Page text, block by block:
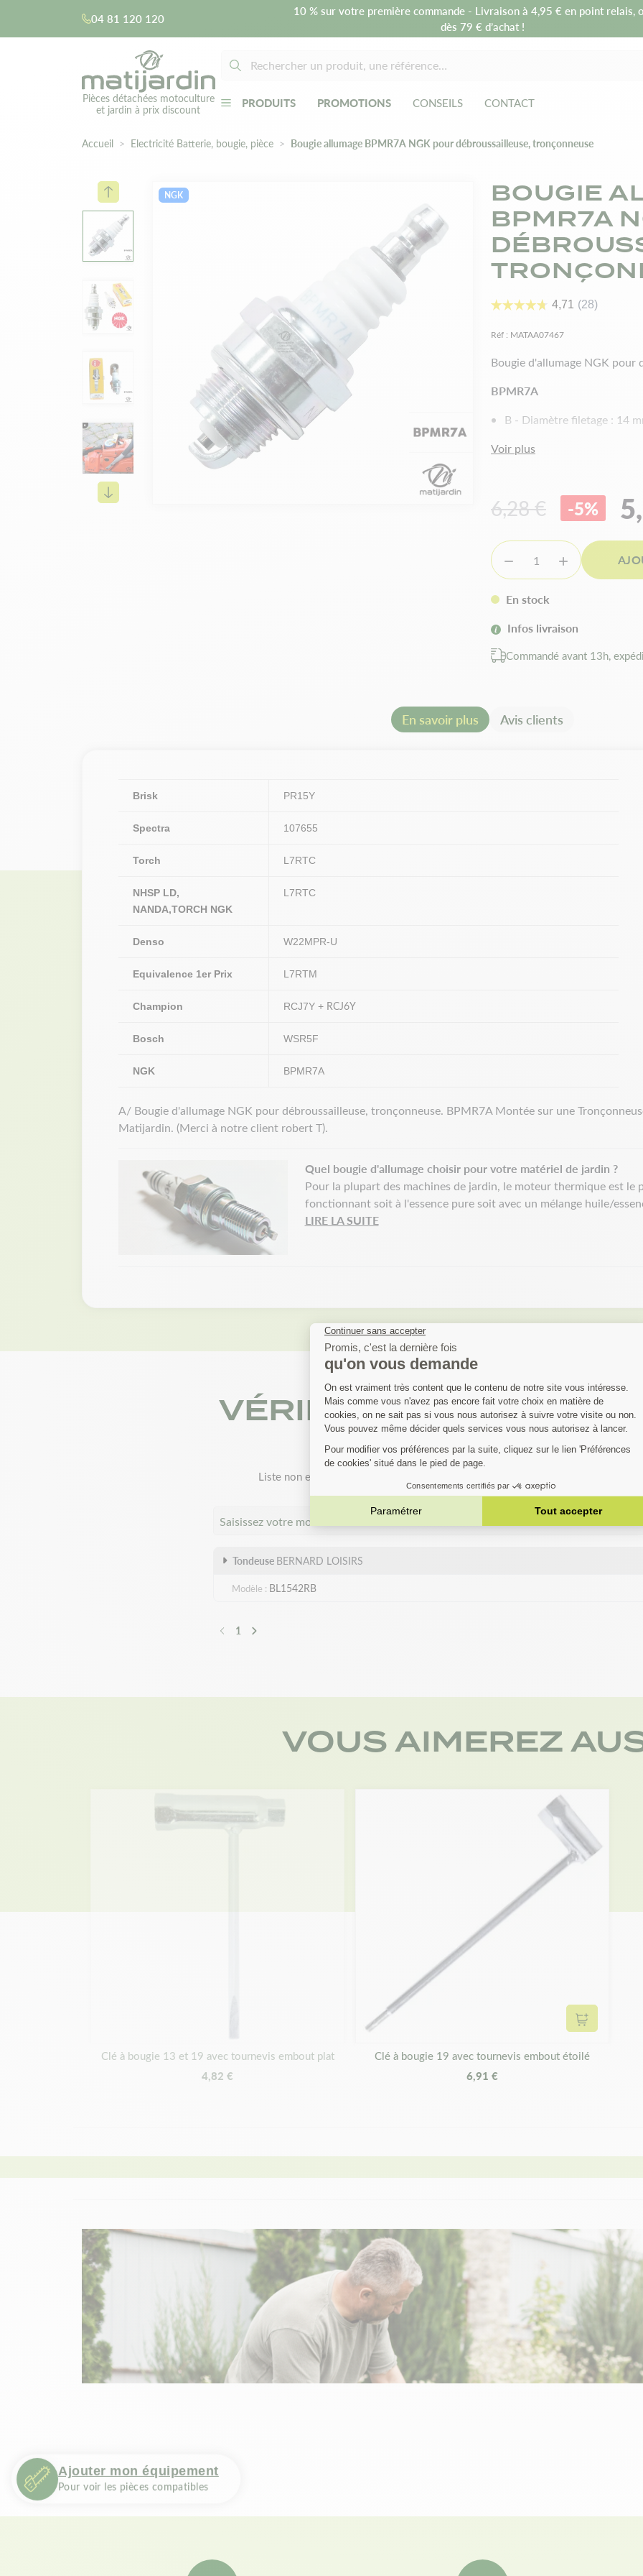
04 81 120 120
10 % sur votre première commande - Livraison à 4,95 € en point relais,
dès 79 € d’achat !
Pièces détachées motoculture
et jardin à prix discount
PRODUITS PROMOTIONS CONSEILS CONTACT
Ajouter mon équipement
Pour voir les pièces compatibles
Accueil Electricité Batterie, bougie, pièce Bougie allumage BPMR7A NGK pour débroussailleuse, tronçonneuse
NGK BOUGIE
BPMR7A
Réf : MATAA07467
Bougie d'allumage NGK pour
BPMR7A
B - Diamètre filetage : 14
M - Type compact (Bantam)
A - Dessin spécial
Equivalence :
Champion RCJ7Y
Bosch WSR5F
Voir plus
6,28 € -5%
 
En stock
Infos livraison
Commandé avant 13h,
En savoir plus Avis clients
Brisk PR15Y
Spectra 107655
Torch L7RTC
NHSP LD,
NANDA,TORCH NGK
L7RTC
Denso W22MPR-U
Equivalence 1er Prix L7RTM
Champion RCJ7Y + RCJ6Y
Bosch WSR5F
NGK BPMR7A
A/ Bougie d'allumage NGK pour débroussailleuse, tronçonneuse. BPMR7A Montée sur une
Matijardin. (Merci à notre client robert T).
Quel bougie d'allumage choisir pour votre matériel de jardin ?
Pour la plupart des machines de jardin, le moteur thermique est le
fonctionnant soit à l'essence pure soit avec un mélange huile/
LIRE LA SUITE
VÉRIFIEZ SI VOTRE
EST COMPATIBLE
Liste non exhaustive. Si votre machine ne figure pas dans la liste,
Saisissez votre modèle…
Tondeuse BERNARD LOISIRS
Modèle BL1542RB
Précédent
1 Suivant
VOUS AIMEREZ
Clé à bougie 13 et 19 avec tournevis embout plat
4,82 €
Ajouter au
Clé à bougie 19 avec tournevis embout étoilé
6,91 €